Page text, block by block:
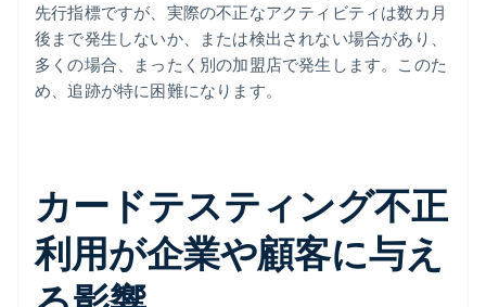
先行指標ですが、実際の不正なアクティビティは数カ月
後まで発生しないか、または検出されない場合があり、
多くの場合、まったく別の加盟店で発生します。このた
め、追跡が特に困難になります。
カードテスティング不正
利用が企業や顧客に与え